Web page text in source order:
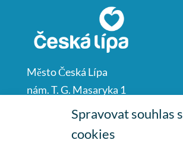
Spravovat souhlas s
cookies
Město Česká Lípa
nám. T. G. Masaryka 1
Česká Lípa